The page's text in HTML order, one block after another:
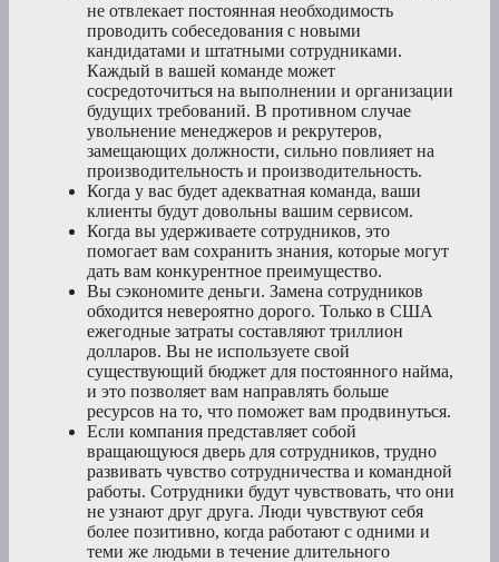
не отвлекает постоянная необходимость
проводить собеседования с новыми
кандидатами и штатными сотрудниками.
Каждый в вашей команде может
сосредоточиться на выполнении и организации
будущих требований. В противном случае
увольнение менеджеров и рекрутеров,
замещающих должности, сильно повлияет на
производительность и производительность.
Когда у вас будет адекватная команда, ваши
клиенты будут довольны вашим сервисом.
Когда вы удерживаете сотрудников, это
помогает вам сохранить знания, которые могут
дать вам конкурентное преимущество.
Вы сэкономите деньги. Замена сотрудников
обходится невероятно дорого. Только в США
ежегодные затраты составляют триллион
долларов. Вы не используете свой
существующий бюджет для постоянного найма,
и это позволяет вам направлять больше
ресурсов на то, что поможет вам продвинуться.
Если компания представляет собой
вращающуюся дверь для сотрудников, трудно
развивать чувство сотрудничества и командной
работы. Сотрудники будут чувствовать, что они
не узнают друг друга. Люди чувствуют себя
более позитивно, когда работают с одними и
теми же людьми в течение длительного